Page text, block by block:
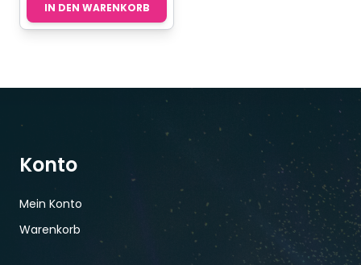
IN DEN WARENKORB
Konto
Mein Konto
Warenkorb